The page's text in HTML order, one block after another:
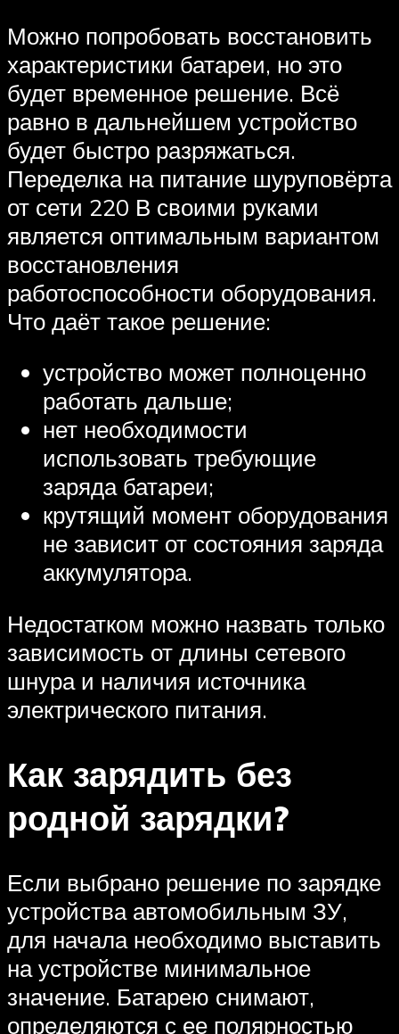
Можно попробовать восстановить
характеристики батареи, но это
будет временное решение. Всё
равно в дальнейшем устройство
будет быстро разряжаться.
Переделка на питание шуруповёрта
от сети 220 В своими руками
является оптимальным вариантом
восстановления
работоспособности оборудования.
Что даёт такое решение:
устройство может полноценно
работать дальше;
нет необходимости
использовать требующие
заряда батареи;
крутящий момент оборудования
не зависит от состояния заряда
аккумулятора.
Недостатком можно назвать только
зависимость от длины сетевого
шнура и наличия источника
электрического питания.
Как зарядить без
родной зарядки?
Если выбрано решение по зарядке
устройства автомобильным ЗУ,
для начала необходимо выставить
на устройстве минимальное
значение. Батарею снимают,
определяются с ее полярностью